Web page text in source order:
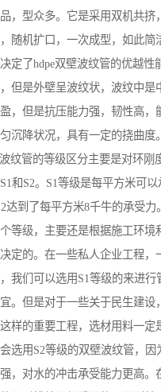
，型众多。它是采用双机共挤
随机扩口，一次成型，如此简
定了hdpe双壁波纹管的优越性
但是外壁呈波纹状，波纹中是
，但是抗压能力强，韧性高，
沉降状况，具有一定的挠曲度。
纹管的等级区分主要是对环刚
和S2。S1等级是每平方米可
达到了每平方米8千牛的承受力
等级，主要还是根据施工环境
定的。在一些私人企业工程，
我们可以选用S1等级的来进行
。但是对于一些关于民生建设
样的重要工程，选材用料一定
选用S2等级的双壁波纹管，因
，对水的冲击承受能力更高。